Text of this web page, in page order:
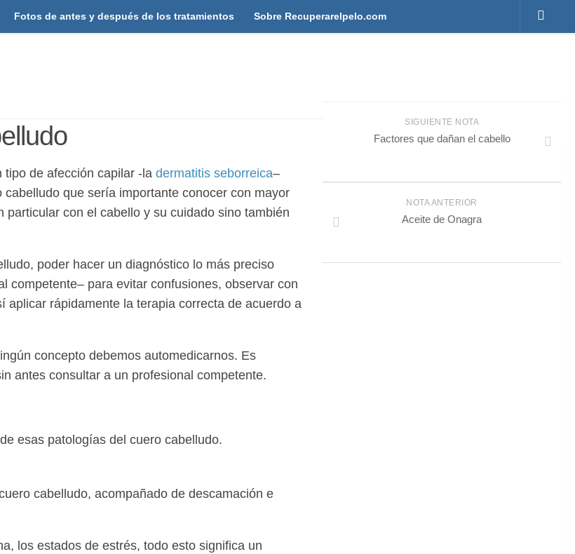
Fotos de antes y después de los tratamientos Sobre Recuperarelpelo.com
de afección capilar -la dermatitis seborreica–
que sería importante conocer con mayor
con el cabello y su cuidado sino también
poder hacer un diagnóstico lo más preciso
competente– para evitar confusiones, observar con
rápidamente la terapia correcta de acuerdo a
concepto debemos automedicarnos. Es
antes consultar a un profesional competente.
esas patologías del cuero cabelludo.
cabelludo, acompañado de descamación e
los estados de estrés, todo esto significa un
SIGUIENTE NOTA
Factores que dañan el cabello
NOTA ANTERIOR
Aceite de Onagra